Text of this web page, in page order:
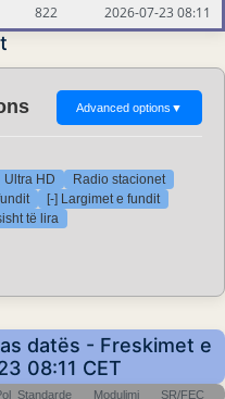
822 2026-07-23 08:11
Advanced options ▼
Ultra HD
Radio stacionet
[-] Largimet e fundit
të lira
datës - Freskimet e
08:11 CET
Standarde Modulimi SR/FEC